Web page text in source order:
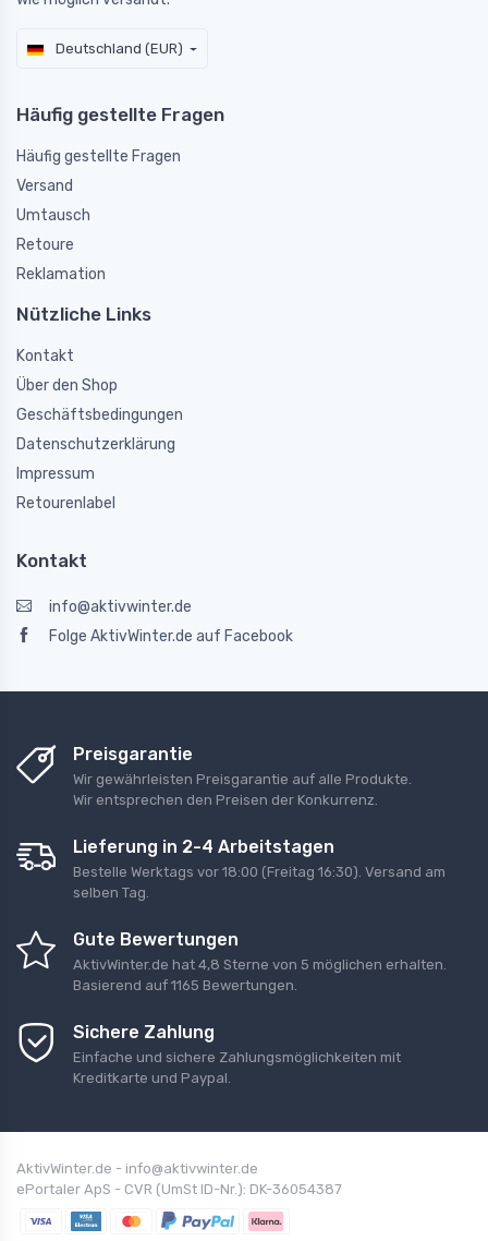
Deutschland (EUR)
Häufig gestellte Fragen
Häufig gestellte Fragen
Versand
Umtausch
Retoure
Reklamation
Nützliche Links
Kontakt
Über den Shop
Geschäftsbedingungen
Datenschutzerklärung
Impressum
Retourenlabel
Kontakt
info@aktivwinter.de
Folge AktivWinter.de auf Facebook
Preisgarantie
Wir gewährleisten Preisgarantie auf alle Produkte.
Wir entsprechen den Preisen der Konkurrenz.
Lieferung in 2-4 Arbeitstagen
Bestelle Werktags vor 18:00 (Freitag 16:30). Versand am
selben Tag.
Gute Bewertungen
AktivWinter.de hat 4,8 Sterne von 5 möglichen erhalten
Basierend auf 1165 Bewertungen.
Sichere Zahlung
Einfache und sichere Zahlungsmöglichkeiten mit
Kreditkarte und Paypal.
AktivWinter.de - info@aktivwinter.de
ePortaler ApS - CVR (UmSt ID-Nr.): DK-36054387